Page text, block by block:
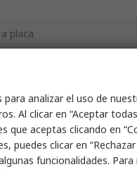
placa
analizar el uso de
Al clicar en “Aceptar
que aceptas clicando en
puedes clicar en
funcionalidades.